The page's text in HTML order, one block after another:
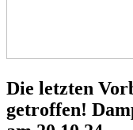
Die letzten
getroffen!